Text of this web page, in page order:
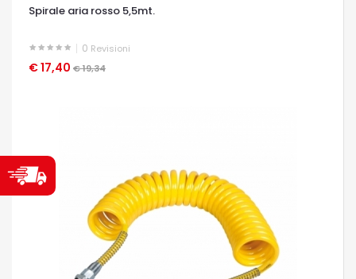
Spirale aria rosso 5,5mt.
0 Revisioni
€ 17,40 € 19,34
OCCHIATA VELOCE